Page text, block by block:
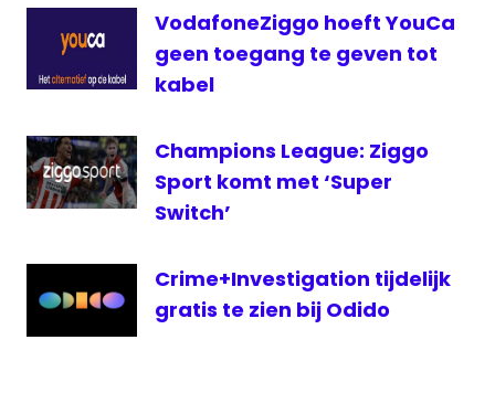
VodafoneZiggo hoeft YouCa
geen toegang te geven tot
kabel
Champions League: Ziggo
Sport komt met ‘Super
Switch’
Crime+Investigation tijdelijk
gratis te zien bij Odido